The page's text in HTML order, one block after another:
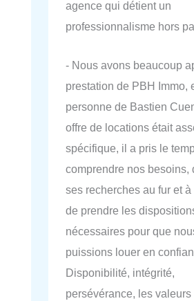
agence qui détient un
professionnalisme hors
- Nous avons beaucoup
prestation de PBH Immo,
personne de Bastien
offre de locations était
spécifique, il a pris le
comprendre nos besoins,
ses recherches au fur et
de prendre les
nécessaires pour que
puissions louer en
Disponibilité, intégrité,
persévérance, les valeurs